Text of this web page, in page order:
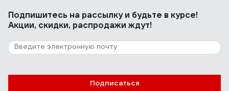
Подпишитесь на рассылкуи будьте в курсе!
Акции, скидки, распродажи ждут!
Подписаться